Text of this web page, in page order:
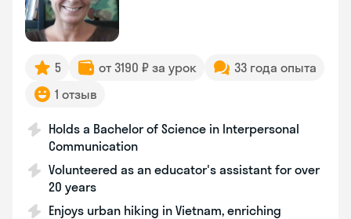
5 от 3190 ₽ за урок
33 года опыта
1 отзыв
Holds a Bachelor of Science in Interpersonal
Communication
Volunteered as an educator's assistant for over
20 years
Enjoys urban hiking in Vietnam, enriching